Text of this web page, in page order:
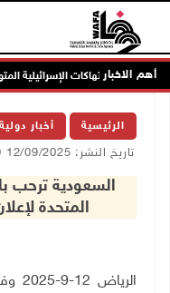
أهم الاخبار
الرئيسية أخبار دولية
تاريخ النشر: 12/09/2025 09:30 م
السعودية ترحب
المتحدة